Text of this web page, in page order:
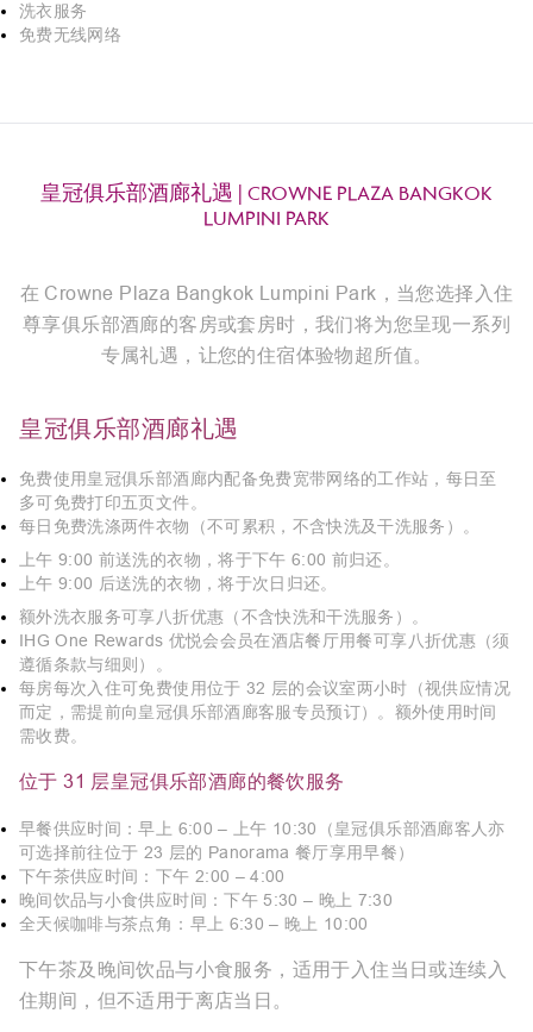
洗衣服务
免费无线网络
皇冠俱乐部酒廊礼遇 | CROWNE PLAZA BANGKOK
LUMPINI PARK
在 Crowne Plaza Bangkok Lumpini Park，当您选择入住
尊享俱乐部酒廊的客房或套房时，我们将为您呈现一系列
专属礼遇，让您的住宿体验物超所值。
皇冠俱乐部酒廊礼遇
免费使用皇冠俱乐部酒廊内配备免费宽带网络的工作站，每日至
多可免费打印五页文件。
每日免费洗涤两件衣物（不可累积，不含快洗及干洗服务）。
上午 9:00 前送洗的衣物，将于下午 6:00 前归还。
上午 9:00 后送洗的衣物，将于次日归还。
额外洗衣服务可享八折优惠（不含快洗和干洗服务）。
IHG One Rewards 优悦会会员在酒店餐厅用餐可享八折优惠（须
遵循条款与细则）。
每房每次入住可免费使用位于 32 层的会议室两小时（视供应情况
而定，需提前向皇冠俱乐部酒廊客服专员预订）。额外使用时间
需收费。
位于 31 层皇冠俱乐部酒廊的餐饮服务
早餐供应时间：早上 6:00 – 上午 10:30（皇冠俱乐部酒廊客人亦
可选择前往位于 23 层的 Panorama 餐厅享用早餐）
下午茶供应时间：下午 2:00 – 4:00
晚间饮品与小食供应时间：下午 5:30 – 晚上 7:30
全天候咖啡与茶点角：早上 6:30 – 晚上 10:00
下午茶及晚间饮品与小食服务，适用于入住当日或连续入
住期间，但不适用于离店当日。